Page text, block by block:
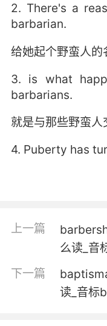
2. There's a
barbarian.
给她起个野蛮人的
3. is what
barbarians.
就是与那些野蛮人
4. Puberty has
进入青春期后 他
barbarians, but
我想我们被野蛮
6. And then a
barbarians.
上一篇
么读_音
下一篇
读_音标